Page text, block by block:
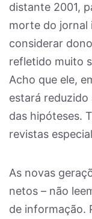
distante 2001,
morte do jornal
considerar
refletido muito
Acho que ele,
estará reduzido
das hipóteses.
revistas
As novas
netos – não
de informação.